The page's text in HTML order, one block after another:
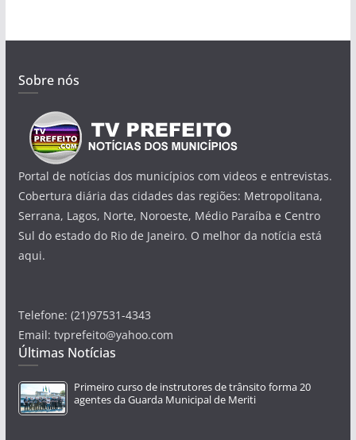
Sobre nós
Portal de notícias dos municípios com videos e entrevistas.
Cobertura diária das cidades das regiões: Metropolitana,
Serrana, Lagos, Norte, Noroeste, Médio Paraíba e Centro
Sul do estado do Rio de Janeiro. O melhor da notícia está
aqui.
Telefone: (21)97531-4343
Email: tvprefeito@yahoo.com
Últimas Notícias
Primeiro curso de instrutores de trânsito forma 20
agentes da Guarda Municipal de Meriti